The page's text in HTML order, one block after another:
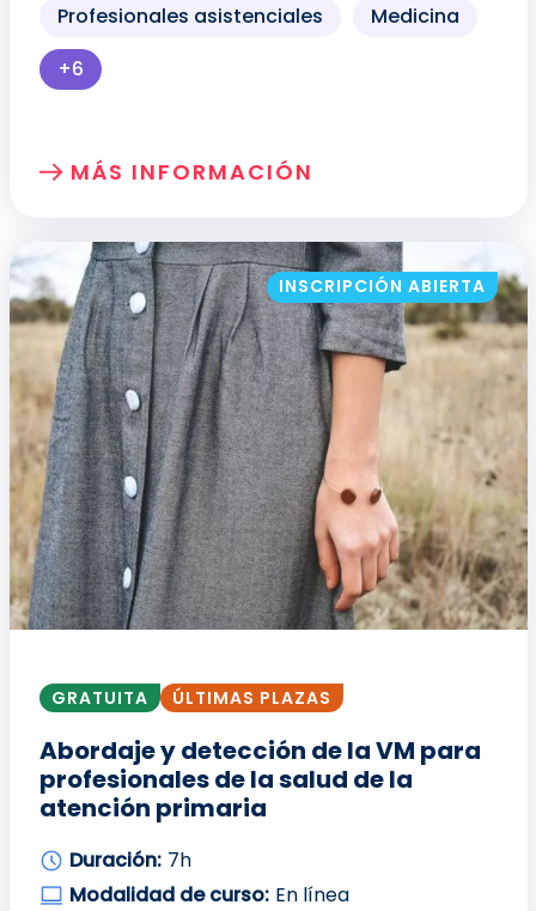
Profesionales asistenciales
Medicina
+6
Más perfiles profesionales disponibles para
MÁS INFORMACIÓN
SOBRE: FORMACIÓN BÁSICA EN
GRATUITA ÚLTIMAS PLAZAS
Abordaje y detección de la VM para
profesionales de la salud de la
atención primaria
Duración: 7h
Modalidad de curso: En línea
INSCRIPCIÓN ABIERTA